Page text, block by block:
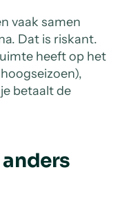
vaak samen
Dat is riskant.
heeft op het
betaalt de